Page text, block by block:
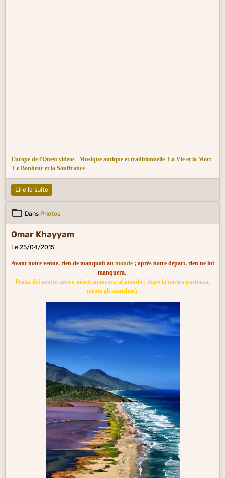
Europe de l'Ouest vidéos Musique antique et traditionnelle La Vie et la Mort
Le Bonheur et la Souffrance
Lire la suite
Dans Photos
Omar Khayyam
Le 25/04/2015
Avant notre venue, rien de manquait au monde ; après notre départ, rien ne lui
manquera.
Prima del nostro arrivo niente mancava al mondo ; dopo la nostra partenza,
niente gli mancherà.